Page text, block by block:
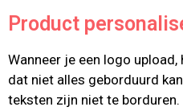
Product
Wanneer je een logo
dat niet alles geborduurd
teksten zijn niet te borduren.